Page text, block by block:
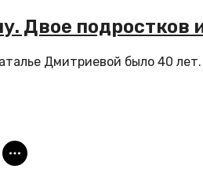
Двое подростков
Дмитриевой было 40